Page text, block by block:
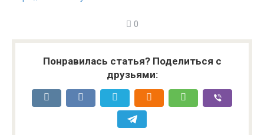
0
Понравилась статья? Поделиться с
друзьями: